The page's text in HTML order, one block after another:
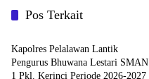
Pos Terkait
Berita
Kapolres Pelalawan Lantik
Pengurus Bhuwana Lestari SMAN
1 Pkl. Kerinci Periode 2026-2027